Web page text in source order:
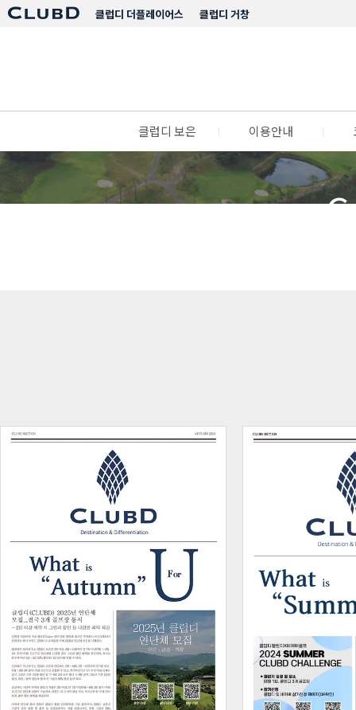
클럽디 거창
클럽디 더플레이어스
클럽디 보은 이용안내